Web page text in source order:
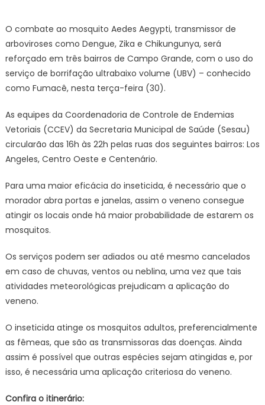
que
do
O combate ao mosquito Aedes Aegypti, transmissor de
arboviroses como Dengue, Zika e Chikungunya, será
reforçado em três bairros de Campo Grande, com o uso do
serviço de borrifação ultrabaixo volume (UBV) – conhecido
como Fumacê, nesta terça-feira (30).
As equipes da Coordenadoria de Controle de Endemias
Vetoriais (CCEV) da Secretaria Municipal de Saúde (Sesau)
circularão das 16h às 22h pelas ruas dos seguintes bairros: Los
Angeles, Centro Oeste e Centenário.
Para uma maior eficácia do inseticida, é necessário que o
morador abra portas e janelas, assim o veneno consegue
atingir os locais onde há maior probabilidade de estarem os
mosquitos.
Os serviços podem ser adiados ou até mesmo cancelados
em caso de chuvas, ventos ou neblina, uma vez que tais
atividades meteorológicas prejudicam a aplicação do
veneno.
O inseticida atinge os mosquitos adultos, preferencialmente
as fêmeas, que são as transmissoras das doenças. Ainda
assim é possível que outras espécies sejam atingidas e, por
isso, é necessária uma aplicação criteriosa do veneno.
Confira o itinerário: